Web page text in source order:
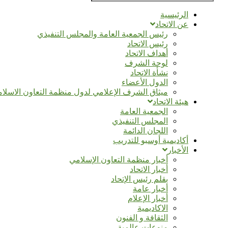
الرئيسية
عن الاتحاد
رئيس الجمعية العامة والمجلس التنفيذي
رئيس الاتحاد
أهداف الاتحاد
لوحة الشرف
نشأة الاتحاد
الدول الأعضاء
ميثاق الشرف الإعلامي لدول منظمة التعاون
هيئة الاتحاد
الجمعية العامة
المجلس التنفيذي
اللجان الدائمة
أكاديمية أوسبو للتدريب
الأخبار
أخبار منظمة التعاون الإسلامي
أخبار الاتحاد
بقلم رئيس الإتحاد
أخبار عامة
أخبار الإعلام
الاكاديمية
الثقافة و الفنون